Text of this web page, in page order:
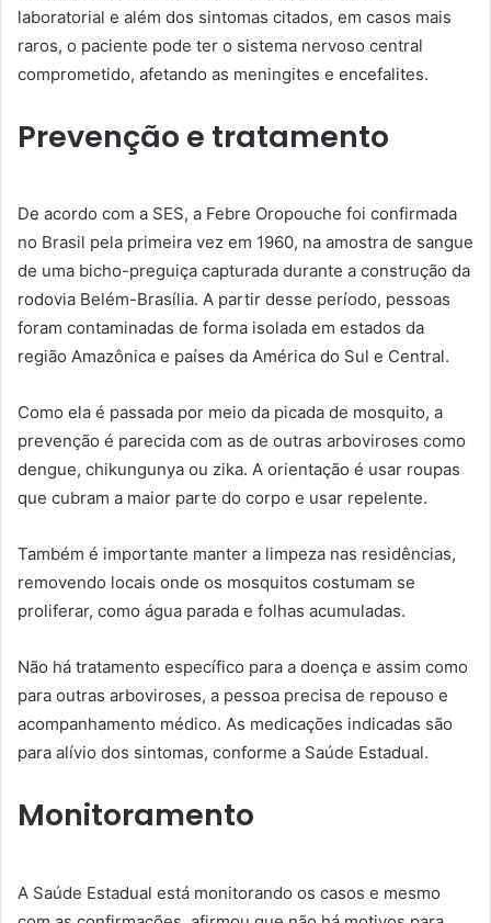
laboratorial e além dos sintomas citados, em casos mais
raros, o paciente pode ter o sistema nervoso central
comprometido, afetando as meningites e encefalites.
Prevenção e tratamento
De acordo com a SES, a Febre Oropouche foi confirmada
no Brasil pela primeira vez em 1960, na amostra de sangue
de uma bicho-preguiça capturada durante a construção da
rodovia Belém-Brasília. A partir desse período, pessoas
foram contaminadas de forma isolada em estados da
região Amazônica e países da América do Sul e Central.
Como ela é passada por meio da picada de mosquito, a
prevenção é parecida com as de outras arboviroses como
dengue, chikungunya ou zika. A orientação é usar roupas
que cubram a maior parte do corpo e usar repelente.
Também é importante manter a limpeza nas residências,
removendo locais onde os mosquitos costumam se
proliferar, como água parada e folhas acumuladas.
Não há tratamento específico para a doença e assim como
para outras arboviroses, a pessoa precisa de repouso e
acompanhamento médico. As medicações indicadas são
para alívio dos sintomas, conforme a Saúde Estadual.
Monitoramento
A Saúde Estadual está monitorando os casos e mesmo